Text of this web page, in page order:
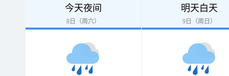
今天夜间
8日（周六）
明天白天
9日（周日）